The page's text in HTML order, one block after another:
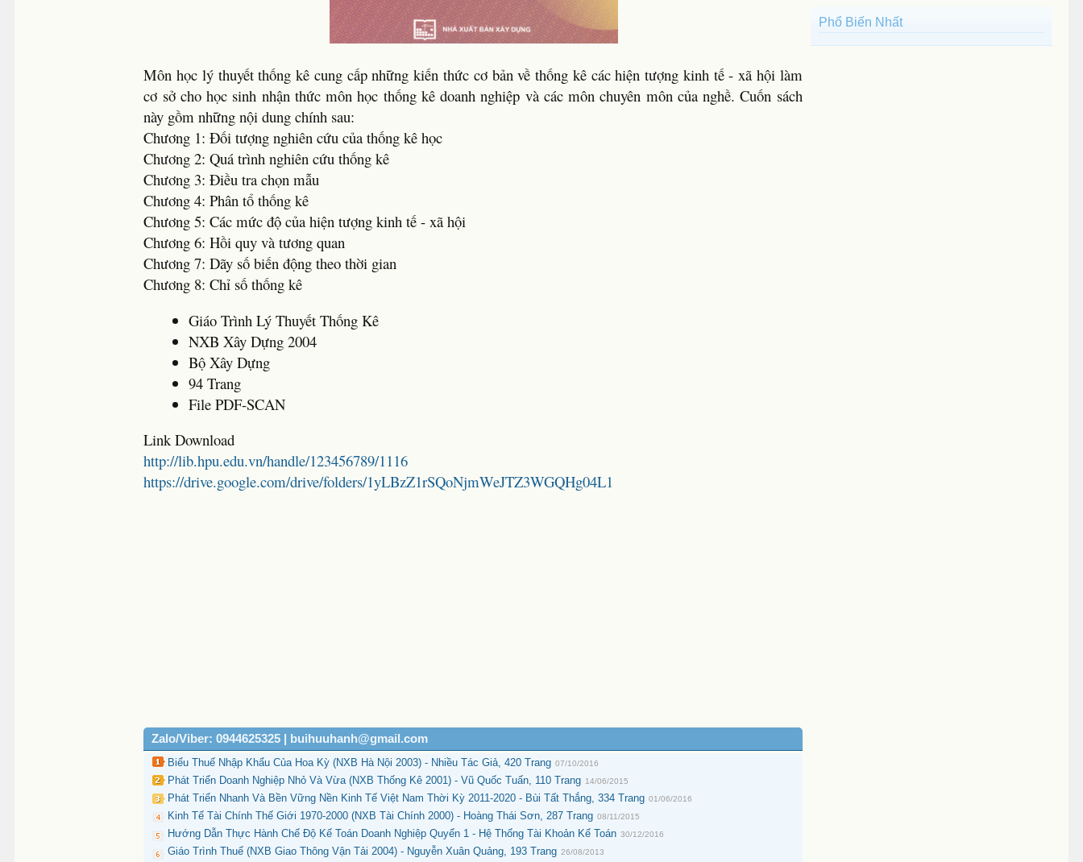
Môn học lý thuyết thống kê cung cấp những kiến thức cơ bản về thống kê các hiện tượng kinh tế - xã hội làm
cơ sở cho học sinh nhận thức môn học thống kê doanh nghiệp và các môn chuyên môn của nghề. Cuốn sách
này gồm những nội dung chính sau:
Chương 1: Đối tượng nghiên cứu của thống kê học
Chương 2: Quá trình nghiên cứu thống kê
Chương 3: Điều tra chọn mẫu
Chương 4: Phân tổ thống kê
Chương 5: Các mức độ của hiện tượng kinh tế - xã hội
Chương 6: Hồi quy và tương quan
Chương 7: Dãy số biến động theo thời gian
Chương 8: Chỉ số thống kê
Giáo Trình Lý Thuyết Thống Kê
NXB Xây Dựng 2004
Bộ Xây Dựng
94 Trang
File PDF-SCAN
Link Download
http://lib.hpu.edu.vn/handle/123456789/1116
https://drive.google.com/drive/folders/1yLBzZ1rSQoNjmWeJTZ3WGQHg04L1
Zalo/Viber: 0944625325 | buihuuhanh@gmail.com
Biểu Thuế Nhập Khẩu Của Hoa Kỳ (NXB Hà Nội 2003) - Nhiều Tác Giả, 420 Trang 07/10/2016
Phát Triển Doanh Nghiệp Nhỏ Và Vừa (NXB Thống Kê 2001) - Vũ Quốc Tuấn, 110 Trang 14/06/2015
Phát Triển Nhanh Và Bền Vững Nền Kinh Tế Việt Nam Thời Kỳ 2011-2020 - Bùi Tất Thắng, 334 Trang 01/06/2016
Kinh Tế Tài Chính Thế Giới 1970-2000 (NXB Tài Chính 2000) - Hoàng Thái Sơn, 287 Trang 08/11/2015
Hướng Dẫn Thực Hành Chế Độ Kế Toán Doanh Nghiệp Quyển 1 - Hệ Thống Tài Khoản Kế Toán 30/12/2016
Giáo Trình Thuế (NXB Giao Thông Vận Tải 2004) - Nguyễn Xuân Quảng, 193 Trang 26/08/2013
Phổ Biến Nhất